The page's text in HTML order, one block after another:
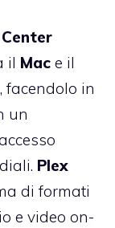
il Mac e il
facendolo in
un
Plex
di formati
e video on-